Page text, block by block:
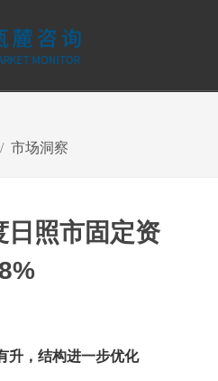
市场洞察
日照市固定资
升，结构进一步优化